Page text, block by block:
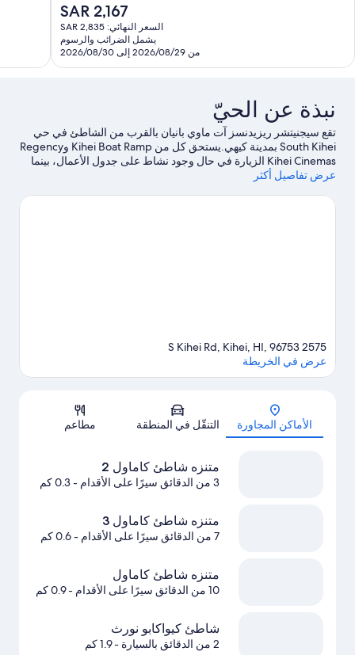
السعر
الحالي
هو
SAR
2,167
SAR 2,167
السعر النهائي: SAR 2,835
يشمل الضرائب والرسوم
من 2026/08/29 إلى 2026/08/30
نبذة عن الحيّ
تقع سيجنيتشر ريزيدنسز آت ماوي بانيان ‏بالقرب من الشاطئ في حي
South Kihei بمدينة كيهي.يستحق كل من Kihei Boat Ramp وRegency
Kihei Cinemas الزيارة في حال وجود نشاط على جدول الأعمال، بينما
يرغبون في زيارة معالم الجذب في المنطقة.لا تفوت زيارة كل من
عرض تفاصيل أكثر
الخريطة
2575 S Kihei Rd, Kihei, HI, 96753
عرض في الخريطة
الأماكن المجاورة التنقّل في المنطقة مطاعم
متنزه شاطئ كاماول 2
3 من الدقائق سيرًا على الأقدام - 0.3 كم
متنزه شاطئ كاماول 3
7 من الدقائق سيرًا على الأقدام - 0.6 كم
متنزه شاطئ كاماول
10 من الدقائق سيرًا على الأقدام - 0.9 كم
شاطئ كيواكابو نورث
2 من الدقائق بالسيارة - 1.9 كم